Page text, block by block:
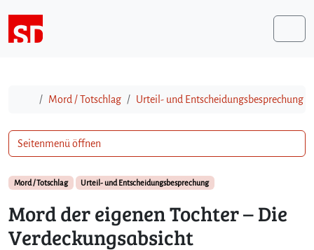
StartMord / Totschlag Urteil- und Entscheidungsbesprechung
Mord / Totschlag Urteil- und Entscheidungsbesprechung
Mord der eigenen Tochter – Die
Verdeckungsabsicht
Seitenmenü öffnen